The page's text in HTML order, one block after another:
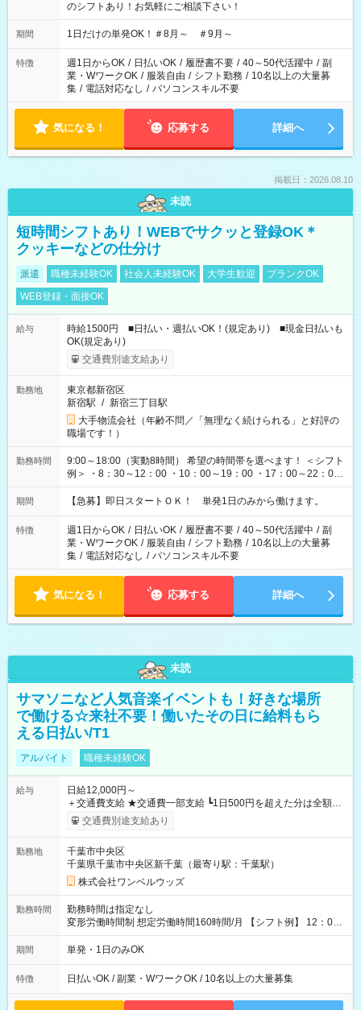
のシフトあり！お気軽にご相談下さい！
期間 1日だけの単発OK！＃8月～ ＃9月～
特徴 週1日からOK / 日払いOK / 履歴書不要 / 40～50代活躍中 / 副
業・WワークOK / 服装自由 / シフト勤務 / 10名以上の大量募
集 / 電話対応なし / パソコンスキル不要
気になる！ 応募する 詳細へ
掲載日：2026.08.10
未読
短時間シフトあり！WEBでサクッと登録OK＊
クッキーなどの仕分け
派遣 職種未経験OK 社会人未経験OK 大学生歓迎
ブランクOK
WEB登録・面接OK
給与
時給1500円 ■日払い・週払いOK！(規定あり) ■現金日払いも
OK(規定あり)
交通費別途支給あり
勤務地
東京都新宿区
新宿駅 / 新宿三丁目駅
大手物流会社（年齢不問／「無理なく続けられる」と好評の
職場です！）
勤務時間
9:00～18:00（実動8時間） 希望の時間帯を選べます！ ＜シフト
例＞ ・8：30～12：00 ・10：00～19：00 ・17：00～22：00
・13：00～22：00 ・22：00～翌6：00 など
期間 【急募】即日スタートＯＫ！ 単発1日のみから働けます。
特徴 週1日からOK / 日払いOK / 履歴書不要 / 40～50代活躍中 / 副
業・WワークOK / 服装自由 / シフト勤務 / 10名以上の大量募
集 / 電話対応なし / パソコンスキル不要
気になる！ 応募する 詳細へ
未読
サマソニなど人気音楽イベントも！好きな場所
で働ける☆来社不要！働いたその日に給料もら
える日払い/T1
アルバイト 職種未経験OK
給与
日給12,000円～
＋交通費支給 ★交通費一部支給 ┗1日500円を超えた分は全額支
給！ ※往復500円以内の方は自己負担となります ★日払いOK！
（規定あり） ┗働いたその日に現金GET♪ お仕事後はコンビニ
なし
交通費別途支給あり
勤務地
千葉市中央区
千葉県千葉市中央区新千葉（最寄り駅：千葉駅）
株式会社ワンベルウッズ
勤務時間
勤務時間は指定なし
変形労働時間制 想定労働時間160時間/月 【シフト例】 12：00
～22：00
期間 単発・1日のみOK
特徴 日払いOK / 副業・WワークOK / 10名以上の大量募集